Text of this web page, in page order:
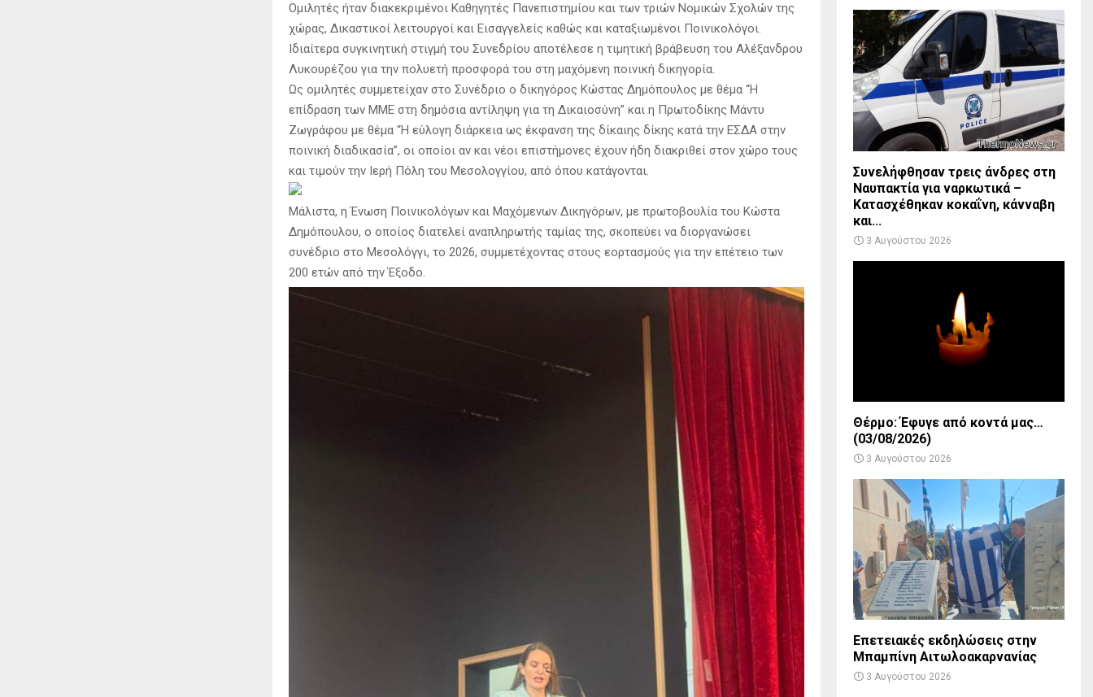
Ομιλητές ήταν διακεκριμένοι Καθηγητές Πανεπιστημίου και των τριών Νομικών Σχολών της
χώρας, Δικαστικοί λειτουργοί και Εισαγγελείς καθώς και καταξιωμένοι Ποινικολόγοι.
Ιδιαίτερα συγκινητική στιγμή του Συνεδρίου αποτέλεσε η τιμητική βράβευση του Αλέξανδρου
Λυκουρέζου για την πολυετή προσφορά του στη μαχόμενη ποινική δικηγορία.
Ως ομιλητές συμμετείχαν στο Συνέδριο ο δικηγόρος Κώστας Δημόπουλος με θέμα “Η
επίδραση των ΜΜΕ στη δημόσια αντίληψη για τη Δικαιοσύνη” και η Πρωτοδίκης Μάντυ
Ζωγράφου με θέμα “Η εύλογη διάρκεια ως έκφανση της δίκαιης δίκης κατά την ΕΣΔΑ στην
ποινική διαδικασία”, οι οποίοι αν και νέοι επιστήμονες έχουν ήδη διακριθεί στον χώρο τους
και τιμούν την Ιερή Πόλη του Μεσολογγίου, από όπου κατάγονται.
Μάλιστα, η Ένωση Ποινικολόγων και Μαχόμενων Δικηγόρων, με πρωτοβουλία του Κώστα
Δημόπουλου, ο οποίος διατελεί αναπληρωτής ταμίας της, σκοπεύει να διοργανώσει
συνέδριο στο Μεσολόγγι, το 2026, συμμετέχοντας στους εορτασμούς για την επέτειο των
200 ετών από την Έξοδο.
Συνελήφθησαν τρεις άνδρες στη
Ναυπακτία για ναρκωτικά –
Κατασχέθηκαν κοκαΐνη, κάνναβη
και...
3 Αυγούστου 2026
Θέρμο: Έφυγε από κοντά μας…
(03/08/2026)
3 Αυγούστου 2026
Επετειακές εκδηλώσεις στην
Μπαμπίνη Αιτωλοακαρνανίας
3 Αυγούστου 2026